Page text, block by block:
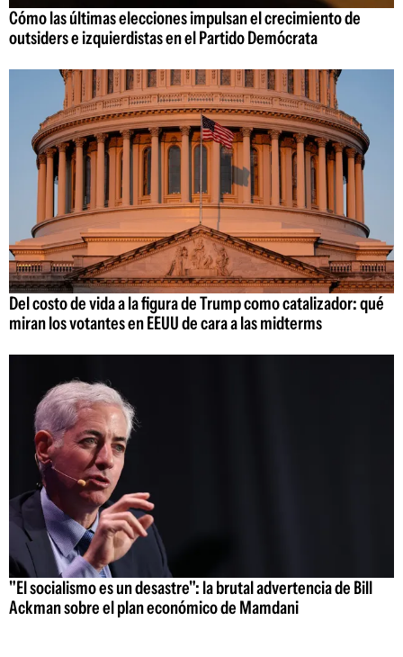
Cómo las últimas elecciones impulsan el crecimiento de
outsiders e izquierdistas en el Partido Demócrata
Del costo de vida a la figura de Trump como catalizador: qué
miran los votantes en EEUU de cara a las midterms
"El socialismo es un desastre": la brutal advertencia de Bill
Ackman sobre el plan económico de Mamdani